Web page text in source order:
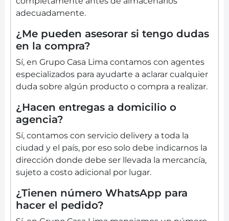
adecuadamente.
¿Me pueden asesorar si tengo dudas
en la compra?
Sí, en Grupo Casa Lima contamos con agentes
especializados para ayudarte a aclarar cualquier
duda sobre algún producto o compra a realizar.
¿Hacen entregas a domicilio o
agencia?
Sí, contamos con servicio delivery a toda la
ciudad y el país, por eso solo debe indicarnos la
dirección donde debe ser llevada la mercancía,
sujeto a costo adicional por lugar.
¿Tienen número WhatsApp para
hacer el pedido?